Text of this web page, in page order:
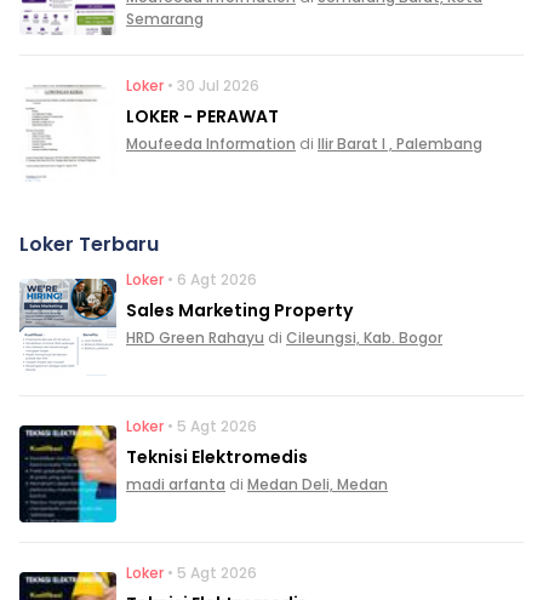
Semarang
Loker • 30 Jul 2026
LOKER - PERAWAT
Moufeeda Information di Ilir Barat I , Palembang
Loker Terbaru
Loker • 6 Agt 2026
Sales Marketing Property
HRD Green Rahayu di Cileungsi, Kab. Bogor
Loker • 5 Agt 2026
Teknisi Elektromedis
madi arfanta di Medan Deli, Medan
Loker • 5 Agt 2026